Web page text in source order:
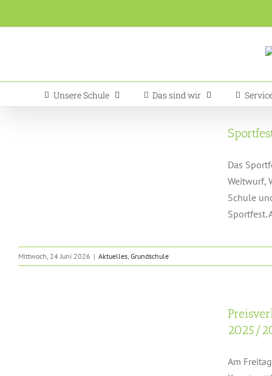
Inhalt
Unsere Schule Das sind wir
Das
Weitwurf,
Schule
Sportfest.
Mittwoch, 24 Juni 2026 | Aktuelles, Grundschule
2025/
Am